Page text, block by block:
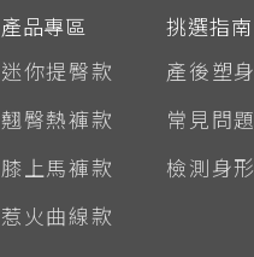
產品專區
迷你提臀款
翹臀熱褲款
膝上馬褲款
惹火曲線款
挑選指南
產後塑
常見問
檢測身